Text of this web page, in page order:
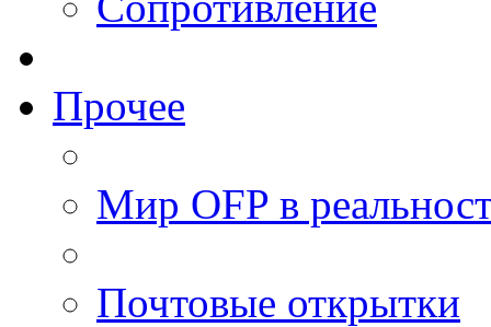
Прочее
Мир OFP в
Почтовые открытки